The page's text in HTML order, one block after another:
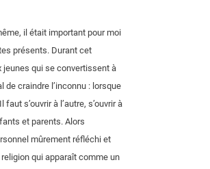
il était important pour moi
présents. Durant cet
qui se convertissent à
de craindre l’inconnu : lorsque
s’ouvrir à l’autre, s’ouvrir à
et parents. Alors
mûrement réfléchi et
qui apparaît comme un